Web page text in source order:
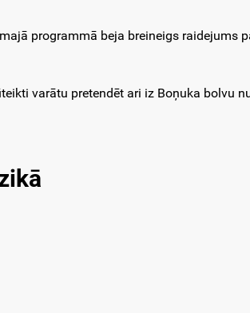
programmā beja breineigs raidejums
varātu pretendēt ari iz Boņuka bolvu